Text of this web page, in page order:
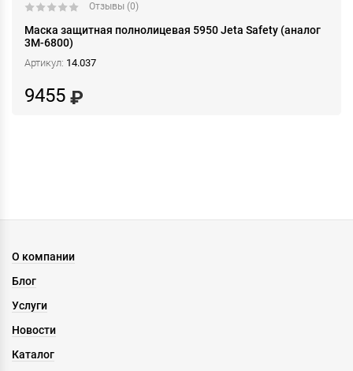
Отзывы (0)
Маска защитная полнолицевая 5950 Jeta Safety (аналог
3М-6800)
Артикул: 14.037
9455
О компании
Блог
Услуги
Новости
Каталог